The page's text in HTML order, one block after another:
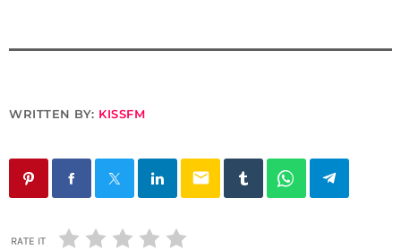
WRITTEN BY: KISSFM
email
RATE IT